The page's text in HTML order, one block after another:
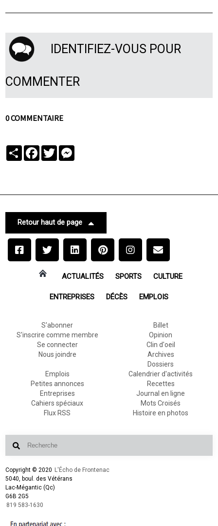
IDENTIFIEZ-VOUS POUR
COMMENTER
0 COMMENTAIRE
PartagerFacebook
Twitter
Retour haut de page
ACTUALITÉS SPORTS CULTURE
ENTREPRISES DÉCÈS EMPLOIS
S'abonner
S'inscrire comme membre
Se connecter
Nous joindre
Billet
Opinion
Clin d'oeil
Archives
Dossiers
Emplois
Petites annonces
Entreprises
Cahiers spéciaux
Flux RSS
Calendrier d'activités
Recettes
Journal en ligne
Mots Croisés
Histoire en photos
Copyright © 2020 L'Écho de Frontenac
5040, boul. des Vétérans
Lac-Mégantic (Qc)
G6B 2G5
819 583-1630